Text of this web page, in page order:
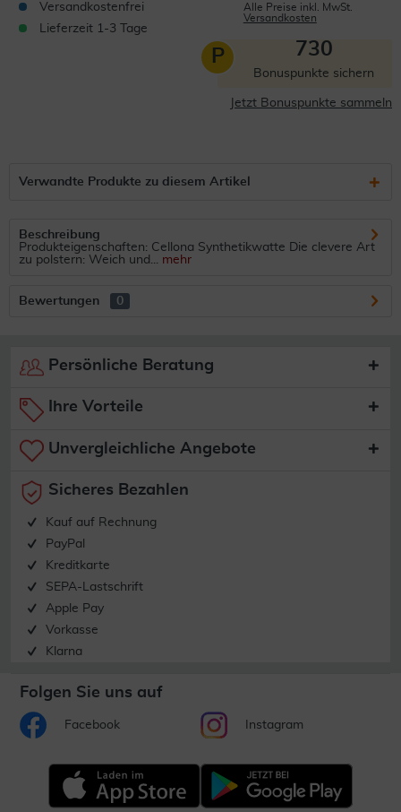
Versandkostenfrei
Lieferzeit 1-3 Tage
Alle Preise inkl. MwSt.
Versandkosten
P 730
Bonuspunkte sichern
Jetzt Bonuspunkte sammeln
Verwandte Produkte zu diesem Artikel
Beschreibung
Produkteigenschaften: Cellona Synthetikwatte Die clevere Art
zu polstern: Weich und... mehr
Bewertungen 0
Persönliche Beratung
Ihre Vorteile
Unvergleichliche Angebote
Sicheres Bezahlen
Kauf auf Rechnung
PayPal
Kreditkarte
SEPA-Lastschrift
Apple Pay
Vorkasse
Klarna
Folgen Sie uns auf
Facebook Instagram